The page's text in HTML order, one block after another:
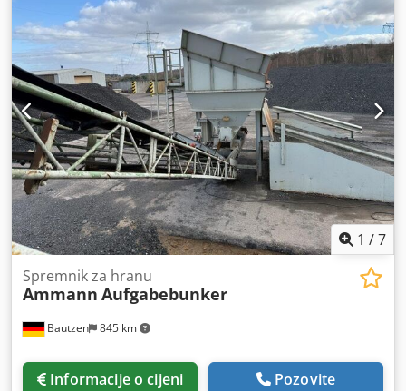
1 /7
Bautzen 845 km
Spremnik za hranu
Ammann Aufgabebunker
Informacije o cijeni Pozovite